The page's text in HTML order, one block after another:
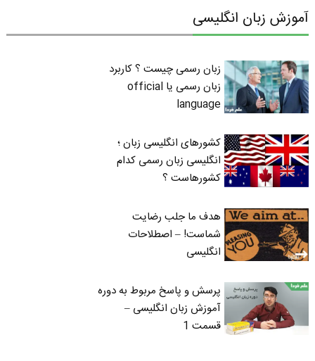
آموزش زبان انگلیسی
زبان رسمی چیست ؟ کاربرد
زبان رسمی یا official
language
کشورهای انگلیسی زبان ؛
انگلیسی زبان رسمی کدام
کشورهاست ؟
هدف ما جلب رضایت
شماست! – اصطلاحات
انگلیسی
پرسش و پاسخ مربوط به دوره
آموزش زبان انگلیسی –
قسمت 1